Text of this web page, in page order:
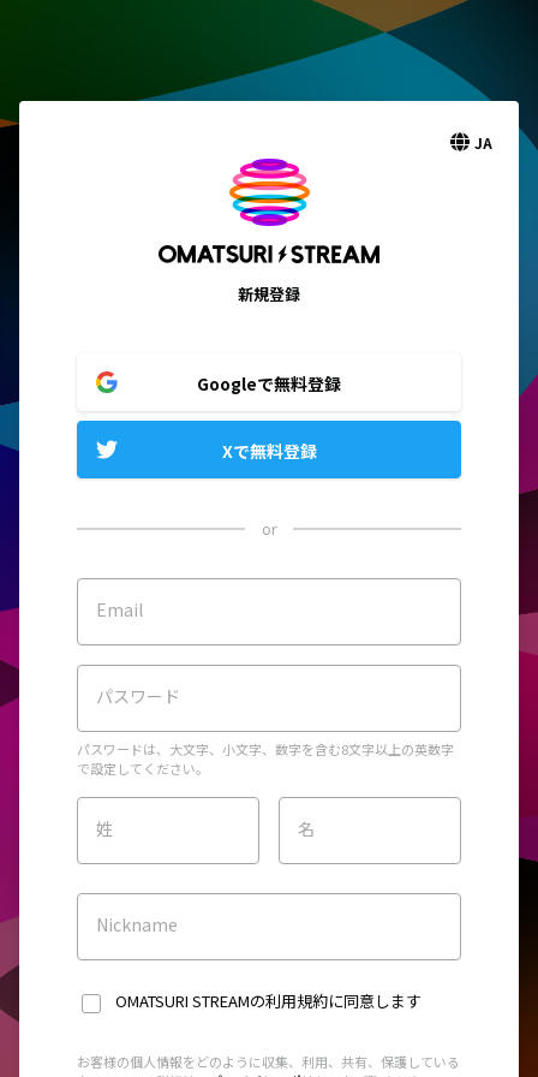
JA
新規登録
Googleで無料登録
Xで無料登録
or
Email
パスワード
パスワードは、大文字、小文字、数字を含む8文字以上の英数字
で設定してください。
姓 名
Nickname
OMATSURI STREAMの利用規約に同意します
お客様の個人情報をどのように収集、利用、共有、保護している